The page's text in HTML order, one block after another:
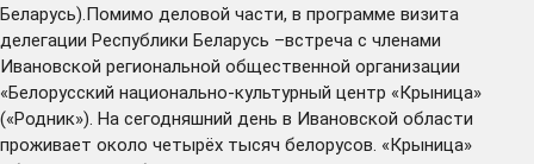
Беларусь).Помимо деловой части, в программе визита
делегации Республики Беларусь –встреча с членами
Ивановской региональной общественной организации
«Белорусский национально-культурный центр «Крыница»
(«Родник»). На сегодняшний день в Ивановской области
проживает около четырёх тысяч белорусов. «Крыница»